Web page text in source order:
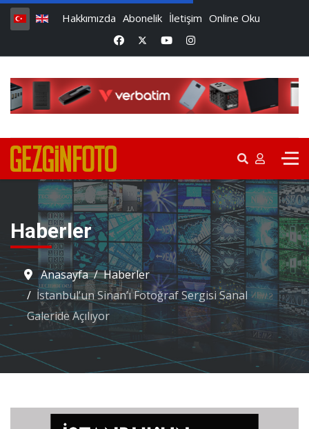
Hakkımızda Abonelik İletişim Online Oku
Haberler
Anasayfa
Haberler
İstanbul’un Sinan’ı Fotoğraf Sergisi Sanal
Galeride Açılıyor